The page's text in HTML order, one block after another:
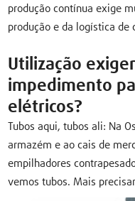
produção contínua exige
produção e da logística de
Utilização
impedimento
elétricos?
Tubos aqui, tubos ali: Na
armazém e ao cais de
empilhadores
vemos tubos. Mais